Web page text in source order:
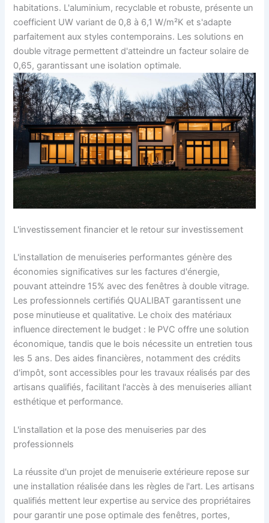
habitations. L'aluminium, recyclable et robuste, présente un
coefficient UW variant de 0,8 à 6,1 W/m²K et s'adapte
parfaitement aux styles contemporains. Les solutions en
double vitrage permettent d'atteindre un facteur solaire de
0,65, garantissant une isolation optimale.
L'investissement financier et le retour sur investissement
L'installation de menuiseries performantes génère des
économies significatives sur les factures d'énergie,
pouvant atteindre 15% avec des fenêtres à double vitrage.
Les professionnels certifiés QUALIBAT garantissent une
pose minutieuse et qualitative. Le choix des matériaux
influence directement le budget : le PVC offre une solution
économique, tandis que le bois nécessite un entretien tous
les 5 ans. Des aides financières, notamment des crédits
d'impôt, sont accessibles pour les travaux réalisés par des
artisans qualifiés, facilitant l'accès à des menuiseries alliant
esthétique et performance.
L'installation et la pose des menuiseries par des
professionnels
La réussite d'un projet de menuiserie extérieure repose sur
une installation réalisée dans les règles de l'art. Les artisans
qualifiés mettent leur expertise au service des propriétaires
pour garantir une pose optimale des fenêtres, portes,